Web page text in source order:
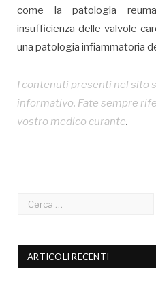
come la patologia
insufficienza delle valvole
una patologia infiammatoria
I contenuti presenti nel sito
informativo. Fate sempre
vostro medico curante.
ARTICOLI RECENTI